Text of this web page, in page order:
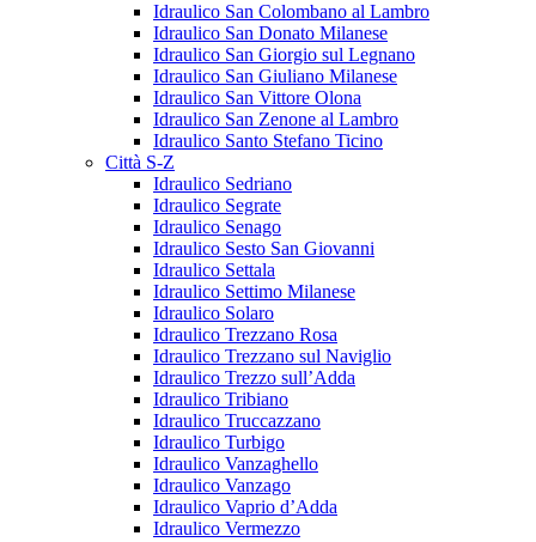
Idraulico San Colombano al Lambro
Idraulico San Donato Milanese
Idraulico San Giorgio sul Legnano
Idraulico San Giuliano Milanese
Idraulico San Vittore Olona
Idraulico San Zenone al Lambro
Idraulico Santo Stefano Ticino
Città S-Z
Idraulico Sedriano
Idraulico Segrate
Idraulico Senago
Idraulico Sesto San Giovanni
Idraulico Settala
Idraulico Settimo Milanese
Idraulico Solaro
Idraulico Trezzano Rosa
Idraulico Trezzano sul Naviglio
Idraulico Trezzo sull’Adda
Idraulico Tribiano
Idraulico Truccazzano
Idraulico Turbigo
Idraulico Vanzaghello
Idraulico Vanzago
Idraulico Vaprio d’Adda
Idraulico Vermezzo